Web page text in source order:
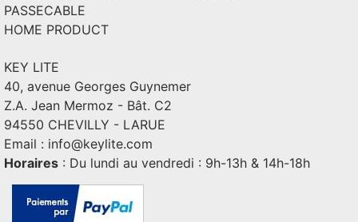
PASSECABLE
HOME PRODUCT
KEY LITE
40, avenue Georges Guynemer
Z.A. Jean Mermoz - Bât. C2
94550 CHEVILLY - LARUE
Email : info@keylite.com
Horaires : Du lundi au vendredi : 9h-13h & 14h-18h